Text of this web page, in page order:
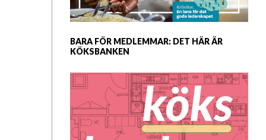
BARA FÖR MEDLEMMAR: DET HÄR ÄR
KÖKSBANKEN